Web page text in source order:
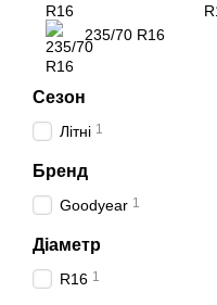
235/70 R16
Сезон
Літні 1
Бренд
Goodyear 1
Діаметр
R16 1